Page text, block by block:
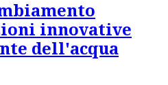
innovative
dell'acqua